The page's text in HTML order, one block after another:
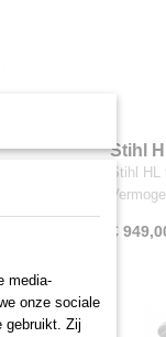
Stihl
Stihl
€
media-
onze sociale
gebruikt. Zij